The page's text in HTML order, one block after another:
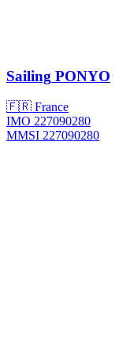
Sailing PONYO
🇫🇷 France
IMO 227090280
MMSI 227090280